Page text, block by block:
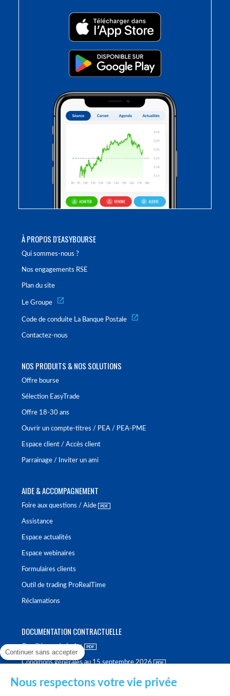
À PROPOS D'EASYBOURSE
Qui sommes-nous ?
Nos engagements RSE
Plan du site
Le Groupe
Code de conduite La Banque Postale
Contactez-nous
NOS PRODUITS & NOS SOLUTIONS
Offre bourse
Sélection EasyTrade
Offre 18-30 ans
Ouvrir un compte-titres / PEA / PEA-PME
Espace client / Accès client
Parrainage / Inviter un ami
AIDE & ACCOMPAGNEMENT
Foire aux questions / Aide
Assistance
Espace actualités
Espace webinaires
Formulaires clients
Outil de trading ProRealTime
Réclamations
DOCUMENTATION CONTRACTUELLE
Conditions générales
Conditions générales au 15 septembre 2026
Continuer sans accepter
Nous respectons votre vie privée